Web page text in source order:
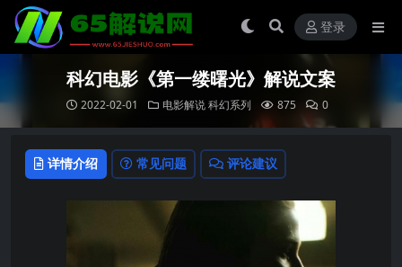
登录
科幻电影《第一缕曙光》解说文案
2022-02-01 电影解说科幻系列 875 0
详情介绍 常见问题 评论建议